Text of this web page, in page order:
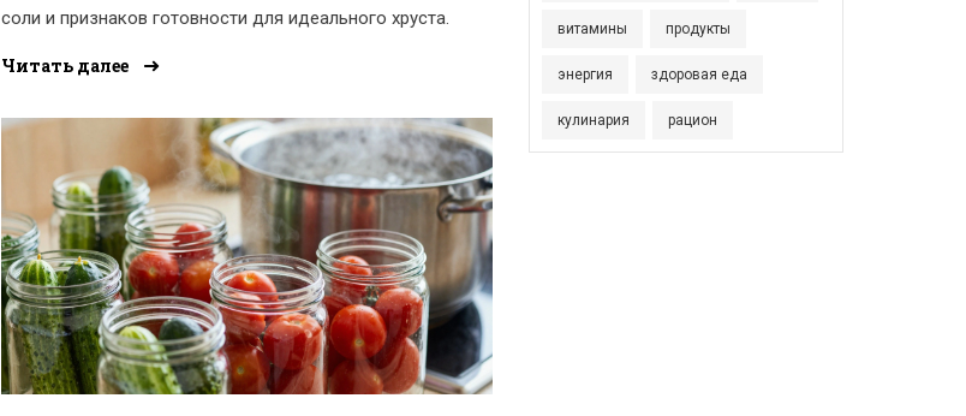
соли и признаков готовности для идеального хруста.
Читать далее
витамины продукты
энергия здоровая еда
кулинария рацион